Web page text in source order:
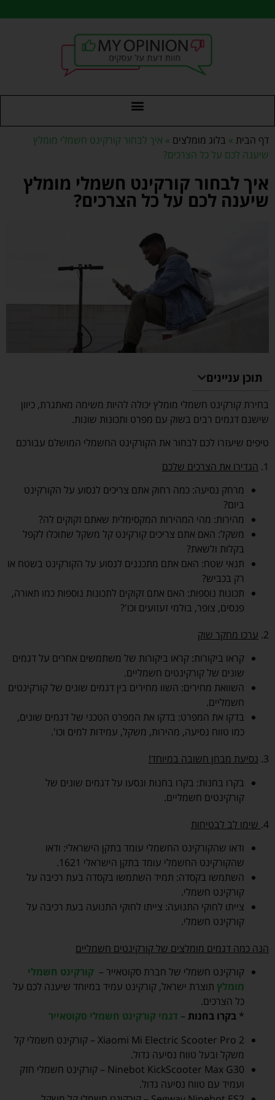
דף הבית » בלוג מומלצים » איך לבחור קורקינט חשמלי מומלץ
שיענה לכם על כל הצרכים?
איך לבחור קורקינט חשמלי מומלץ
שיענה לכם על כל הצרכים?
תוכן עניינים
בחירת קורקינט חשמלי מומלץ יכולה להיות משימה מאתגרת, כיוון
שישנם דגמים רבים בשוק עם מפרט ותכונות שונות.
טיפים שיעזרו לכם לבחור את הקורקינט החשמלי המושלם עבורכם
1. הגדירו את הצרכים שלכם
מרחק נסיעה: כמה רחוק אתם צריכים לנסוע על הקורקינט
ביום?
מהירות: מהי המהירות המקסימלית שאתם זקוקים לה?
משקל: האם אתם צריכים קורקינט קל משקל שתוכלו לקפל
בקלות ולשאת?
תנאי שטח: האם אתם מתכננים לנסוע על הקורקינט בשטח או
רק בכביש?
תכונות נוספות: האם אתם זקוקים לתכונות נוספות כמו תאורה,
פנסים, צופר, בולמי זעזועים וכו'?
2. ערכו מחקר שוק
קראו ביקורות: קראו ביקורות של משתמשים אחרים על דגמים
שונים של קורקינטים חשמליים.
השוואת מחירים: השוו מחירים בין דגמים שונים של קורקינטים
חשמליים.
בדקו את המפרט: בדקו את המפרט הטכני של דגמים שונים,
כמו טווח נסיעה, מהירות, משקל, עמידות למים וכו'.
3. נסיעת מבחן חשובה במיוחד!
בקרו בחנות: בקרו בחנות ונסעו על דגמים שונים של
קורקינטים חשמליים.
4. שימו לב לבטיחות
ודאו שהקורקינט החשמלי עומד בתקן הישראלי: ודאו
שהקורקינט החשמלי עומד בתקן הישראלי 1621.
השתמשו בקסדה: תמיד השתמשו בקסדה בעת רכיבה על
קורקינט חשמלי.
צייתו לחוקי התנועה: צייתו לחוקי התנועה בעת רכיבה על
קורקינט חשמלי.
הנה כמה דגמים מומלצים של קורקינטים חשמליים
קורקינט חשמלי של חברת סקוטאייר – קורקינט חשמלי
מומלץ תוצרת ישראל, קורקינט עמיד במיוחד שיענה לכם על
כל הצרכים.
* בקרו בחנות – דגמי קורקינט חשמלי סקוטאייר
Xiaomi Mi Electric Scooter Pro 2 – קורקינט חשמלי קל
משקל ובעל טווח נסיעה גדול.
Ninebot KickScooter Max G30 – קורקינט חשמלי חזק
ועמיד עם טווח נסיעה גדול.